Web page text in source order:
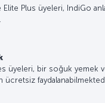
Plus üyeleri, IndiGo
üyeleri, bir soğuk yemek
ücretsiz